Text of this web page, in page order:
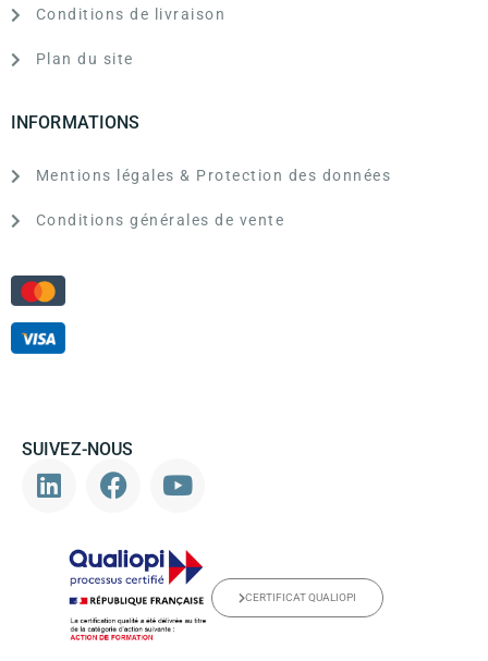
Conditions de livraison
Plan du site
INFORMATIONS
Mentions légales & Protection des données
Conditions générales de vente
SUIVEZ-NOUS
CERTIFICAT QUALIOPI